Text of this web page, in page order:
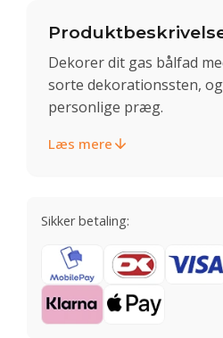
Dekorer dit gas bålfad
sorte dekorationssten,
personlige præg.
Læs mere
Sikker betaling: